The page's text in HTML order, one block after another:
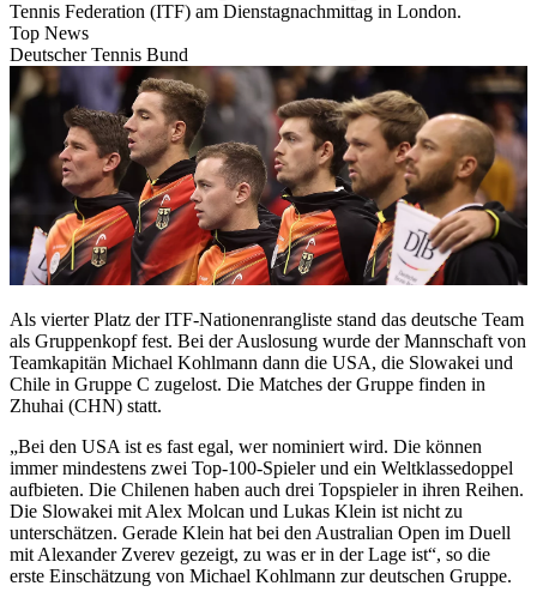
Tennis Federation (ITF) am Dienstagnachmittag in London.
Top News
Deutscher Tennis Bund
Als vierter Platz der ITF-Nationenrangliste stand das deutsche Team
als Gruppenkopf fest. Bei der Auslosung wurde der Mannschaft von
Teamkapitän Michael Kohlmann dann die USA, die Slowakei und
Chile in Gruppe C zugelost. Die Matches der Gruppe finden in
Zhuhai (CHN) statt.
„Bei den USA ist es fast egal, wer nominiert wird. Die können
immer mindestens zwei Top-100-Spieler und ein Weltklassedoppel
aufbieten. Die Chilenen haben auch drei Topspieler in ihren Reihen.
Die Slowakei mit Alex Molcan und Lukas Klein ist nicht zu
unterschätzen. Gerade Klein hat bei den Australian Open im Duell
mit Alexander Zverev gezeigt, zu was er in der Lage ist“, so die
erste Einschätzung von Michael Kohlmann zur deutschen Gruppe.